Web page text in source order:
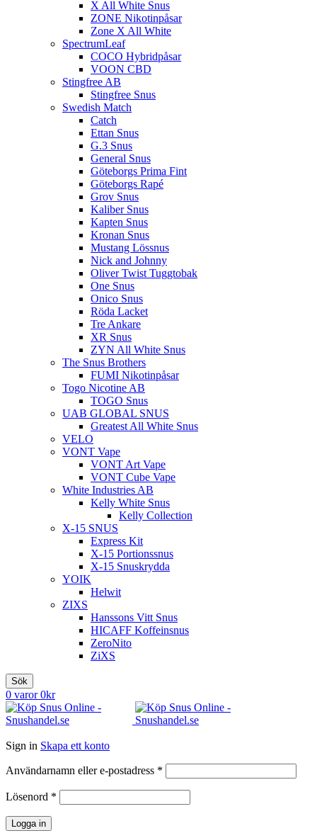
X All White Snus
ZONE Nikotinpåsar
Zone X All White
SpectrumLeaf
COCO Hybridpåsar
VOON CBD
Stingfree AB
Stingfree Snus
Swedish Match
Catch
Ettan Snus
G.3 Snus
General Snus
Göteborgs Prima Fint
Göteborgs Rapé
Grov Snus
Kaliber Snus
Kapten Snus
Kronan Snus
Mustang Lössnus
Nick and Johnny
Oliver Twist Tuggtobak
One Snus
Onico Snus
Röda Lacket
Tre Ankare
XR Snus
ZYN All White Snus
The Snus Brothers
FUMI Nikotinpåsar
Togo Nicotine AB
TOGO Snus
UAB GLOBAL SNUS
Greatest All White Snus
VELO
VONT Vape
VONT Art Vape
VONT Cube Vape
White Industries AB
Kelly White Snus
Kelly Collection
X-15 SNUS
Express Kit
X-15 Portionssnus
X-15 Snuskrydda
YOIK
Helwit
ZIXS
Hanssons Vitt Snus
HICAFF Koffeinsnus
ZeroNito
ZiXS
Sök
0 varor 0kr
Sign in Skapa ett konto
Användarnamn eller e-postadress *
Lösenord *
Logga in